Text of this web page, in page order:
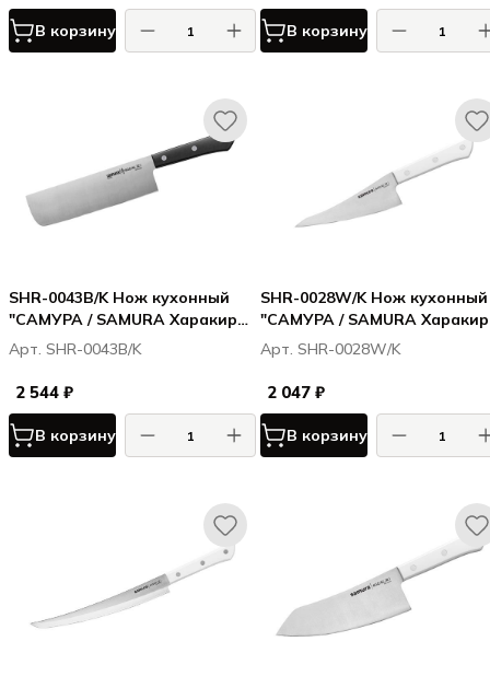
В корзину В корзину
SHR-0043B/K Нож кухонный
"САМУРА / SAMURA Харакири /
Harakiri" накири 170 мм,
корроз.-стойкая сталь, ABS
пластик
Арт. SHR-0043B/K
2 544 ₽
В корзину
SHR-0028W/K Нож кухонный
"САМУРА / SAMURA
Harakiri" совр.
146мм, кор.-стойк. сталь,
пластик
Арт. SHR-0028W/K
2 047 ₽
В корзину